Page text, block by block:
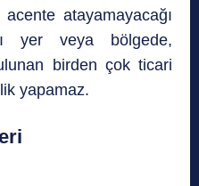
atayamayacağı
yer veya bölgede,
birden çok ticari
yapamaz.